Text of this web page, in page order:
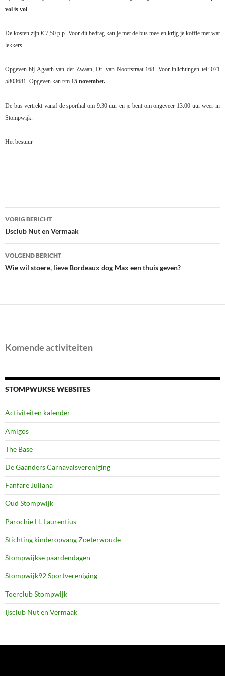
vol is vol
De kosten zijn € 7,50 p.p. Voor dit bedrag kan je met de bus mee en krijg je koffie met wat
lekkers.
Opgeven bij Agaath van der Zwaan, Dr. van Noortstraat 168. Voor inlichtingen tel: 071
5803681. Opgeven kan t/m 15 november.
De bus vertrekt vanaf de sporthal om 9.30 uur en je bent om ongeveer 13.00 uur weer in
Stompwijk.
Het bestuur
Bericht
navigatie
VORIG BERICHT
IJsclub Nut en Vermaak
VOLGEND BERICHT
Wie wil stoere, lieve Bordeaux dog Max een thuis geven?
Komende activiteiten
STOMPWIJKSE WEBSITES
Activiteiten kalender
Amigos
The Base
De Gaanders Carnavalsvereniging
Fanfare Juliana
Oud Stompwijk
Parochie H. Laurentius
Stichting kinderopvang Zoeterwoude
Stompwijkse paardendagen
Stompwijk92 Sportvereniging
Toerclub Stompwijk
Ijsclub Nut en Vermaak